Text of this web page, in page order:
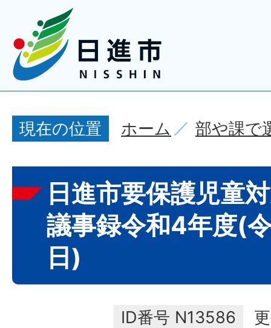
現在の位置 ホーム 部や課で
日進市要保護児童
議事録令和4年度(
日)
ID番号 N13586